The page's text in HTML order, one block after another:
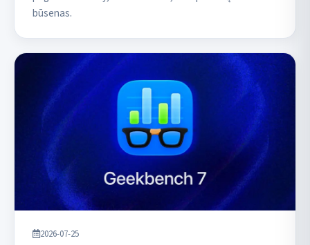
būsenas.
2026-07-25